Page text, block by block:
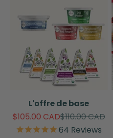
L'offre de base
Sale price
$105.00 CADRegular price
$110.00 CAD
64 Reviews